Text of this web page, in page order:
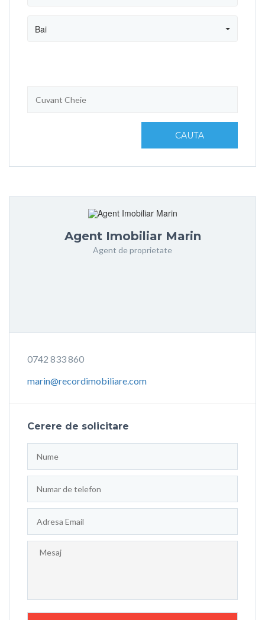
Bai
CAUTA
Agent Imobiliar Marin
Agent de proprietate
0742 833 860
marin@recordimobiliare.com
Cerere de solicitare